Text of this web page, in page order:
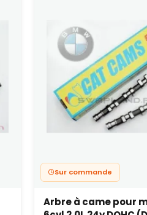
Sur commande
Arbre à came pour